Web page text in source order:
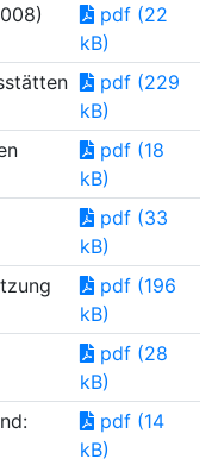
pdf (22
kB)
pdf (229
kB)
pdf (18
kB)
pdf (33
kB)
pdf (196
kB)
pdf (28
kB)
pdf (14
kB)